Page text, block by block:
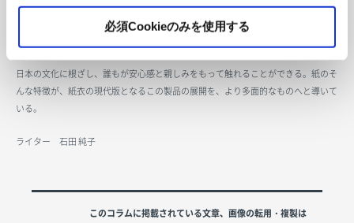
必須Cookieのみを使用する
る人と使う人の関係を築く」「ものを媒介にして考えを深め、楽しさを見出す機会
を作る」ことにあるようだ。今後は海外販売も視野に入れ、日本の文化を発信する
日本の文化に根ざし、誰もが安心感と親しみをもって触れることができる。紙のそ
んな特徴が、紙衣の現代版となるこの製品の展開を、より多面的なものへと導いて
いる。
ライター 石田 純子
このコラムに掲載されている文章、画像の転用・複製は